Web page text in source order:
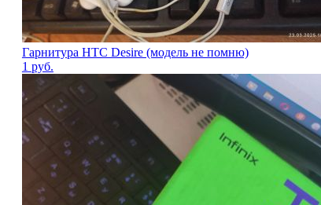
Гарнитура HTC Desire (модель не помню)
1 руб.